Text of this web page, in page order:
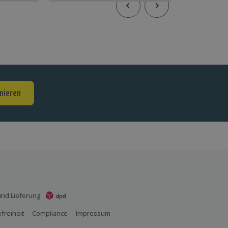
Lieferung
Compliance Impressum